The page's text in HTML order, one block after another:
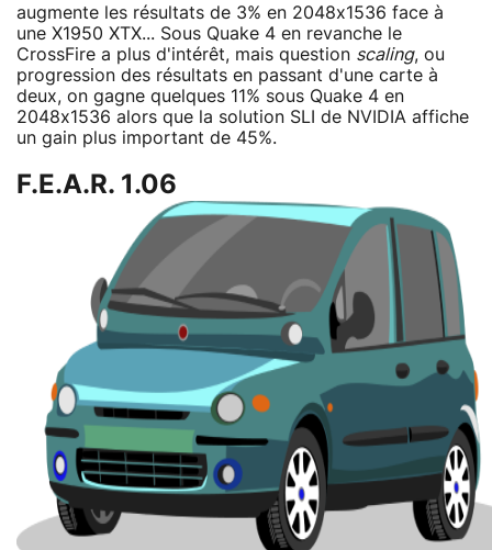
augmente les résultats de 3% en 2048x1536 face à
une X1950 XTX... Sous Quake 4 en revanche le
CrossFire a plus d'intérêt, mais question scaling, ou
progression des résultats en passant d'une carte à
deux, on gagne quelques 11% sous Quake 4 en
2048x1536 alors que la solution SLI de NVIDIA affiche
un gain plus important de 45%.
F.E.A.R. 1.06